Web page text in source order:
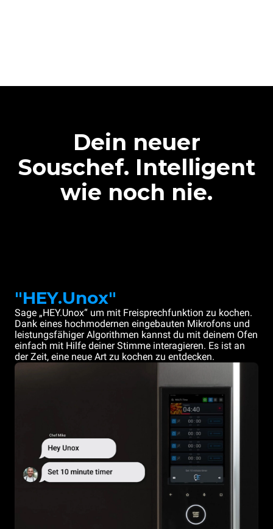
Dein neuer
Souschef. Intelligent
wie noch nie.
"HEY.Unox"
Sage „HEY.Unox“ um mit Freisprechfunktion zu kochen.
Dank eines hochmodernen eingebauten Mikrofons und
leistungsfähiger Algorithmen kannst du mit deinem Ofen
einfach mit Hilfe deiner Stimme interagieren. Es ist an
der Zeit, eine neue Art zu kochen zu entdecken.